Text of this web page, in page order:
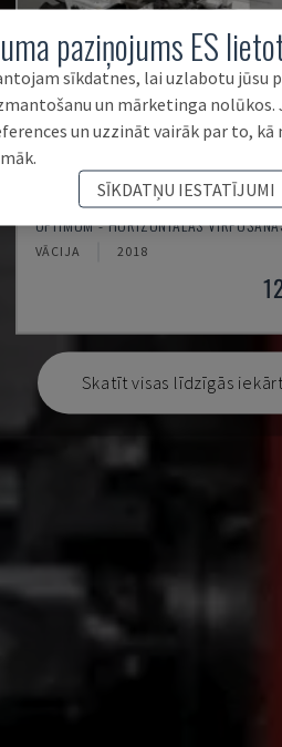
TH 4610
OPTIMUM - HORIZONTĀLĀS
VĀCIJA 2018
Skatīt visas līdzīgās
paziņojums ES
sīkdatnes, lai uzlabotu jūsu
un mārketinga nolūkos.
un uzzināt vairāk par to,
SĪKDATŅU IESTATĪJUMI